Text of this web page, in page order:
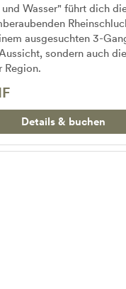
Wasser" führt dich
ausgesuchten 3-
sondern auch
Region.
Details & buchen